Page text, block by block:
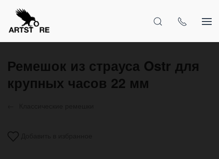
Ремешок из страуса Ostr для
крупных часов 22 мм